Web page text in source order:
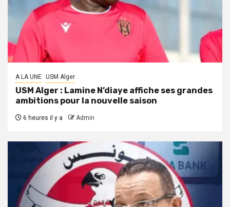
A LA UNE USM Alger
USM Alger : Lamine N’diaye affiche ses grandes
ambitions pour la nouvelle saison
6 heures il y a Admin